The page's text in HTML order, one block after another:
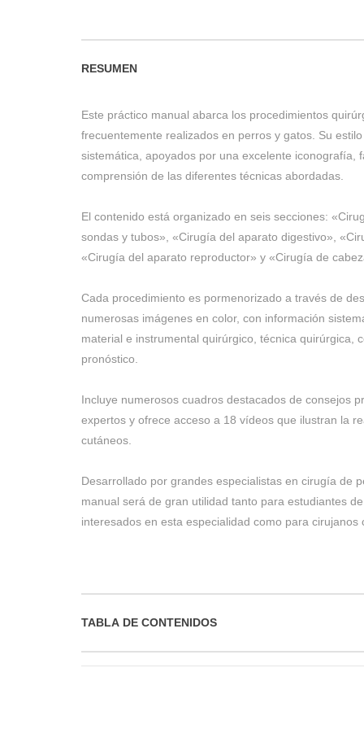
RESUMEN
Este práctico manual abarca los procedimientos
frecuentemente realizados en perros y gatos. Su
sistemática, apoyados por una excelente iconografía,
comprensión de las diferentes técnicas abordadas.
El contenido está organizado en seis secciones:
sondas y tubos», «Cirugía del aparato digestivo»,
«Cirugía del aparato reproductor» y «Cirugía de
Cada procedimiento es pormenorizado a través de
numerosas imágenes en color, con información
material e instrumental quirúrgico, técnica quirúrgica,
pronóstico.
Incluye numerosos cuadros destacados de consejos
expertos y ofrece acceso a 18 vídeos que ilustran la
cutáneos.
Desarrollado por grandes especialistas en cirugía de
manual será de gran utilidad tanto para estudiantes
interesados en esta especialidad como para cirujanos
TABLA DE CONTENIDOS